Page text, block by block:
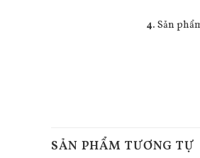
4. Sản
SẢN PHẨM TƯƠNG TỰ